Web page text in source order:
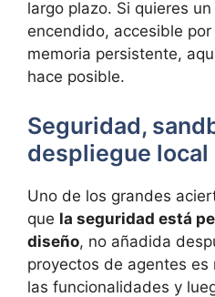
largo plazo. Si quieres
encendido, accesible
memoria persistente,
hace posible.
Seguridad,
despliegue local
Uno de los grandes
que la seguridad está
diseño, no añadida
proyectos de agentes
las funcionalidades y